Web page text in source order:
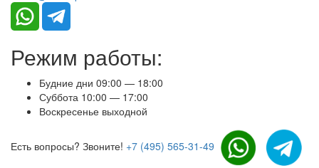
Режим работы:
Будние дни 09:00 — 18:00
Суббота 10:00 — 17:00
Воскресенье выходной
Есть вопросы? Звоните! +7 (495) 565-31-49